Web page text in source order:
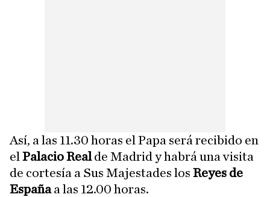
Así, a las 11.30 horas el Papa será recibido en
el Palacio Realde Madrid y habrá una visita
de cortesía a Sus Majestades los Reyes de
Españaa las 12.00 horas.